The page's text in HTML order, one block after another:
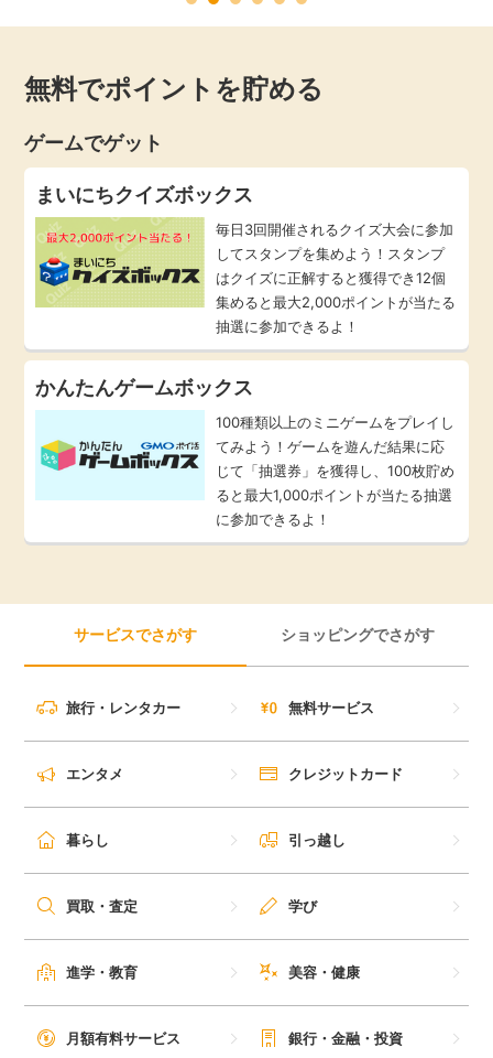
GMOポイ活の使い方
ヘルプセンター
無料でポイントを貯める
ゲームでゲット
まいにちクイズボックス
毎日3回開催されるクイズ大会に参加
してスタンプを集めよう！スタンプ
はクイズに正解すると獲得でき12個
集めると最大2,000ポイントが当たる
抽選に参加できるよ！
かんたんゲームボックス
100種類以上のミニゲームをプレイし
てみよう！ゲームを遊んだ結果に応
じて「抽選券」を獲得し、100枚貯め
ると最大1,000ポイントが当たる抽選
に参加できるよ！
サービスでさがす ショッピングでさがす
旅行・レンタカー 無料サービス
エンタメ クレジットカード
暮らし 引っ越し
買取・査定 学び
進学・教育 美容・健康
月額有料サービス 銀行・金融・投資